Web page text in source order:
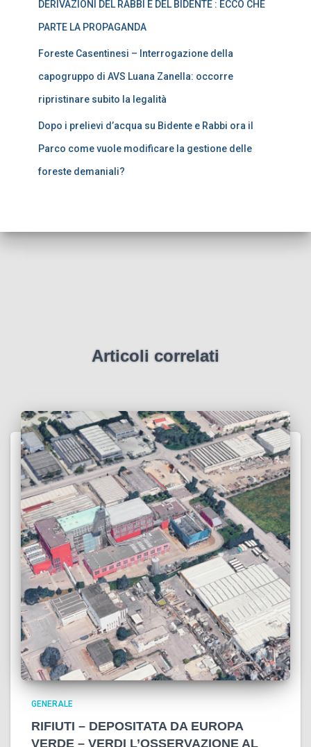
DERIVAZIONI DEL RABBI E DEL BIDENTE : ECCO CHE
PARTE LA PROPAGANDA
Foreste Casentinesi – Interrogazione della
capogruppo di AVS Luana Zanella: occorre
ripristinare subito la legalità
Dopo i prelievi d’acqua su Bidente e Rabbi ora il
Parco come vuole modificare la gestione delle
foreste demaniali?
Articoli correlati
GENERALE
RIFIUTI – DEPOSITATA DA EUROPA
VERDE – VERDI L’OSSERVAZIONE AL